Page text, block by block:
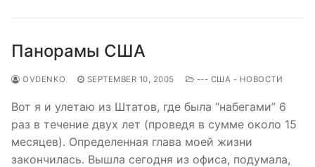
Панорамы США
OVDENKO SEPTEMBER 10, 2005 --- США - НОВОСТИ
Вот я и улетаю из Штатов, где была “набегами” 6
раз в течение двух лет (проведя в сумме около 15
месяцев). Определенная глава моей жизни
закончилась. Вышла сегодня из офиса, подумала,